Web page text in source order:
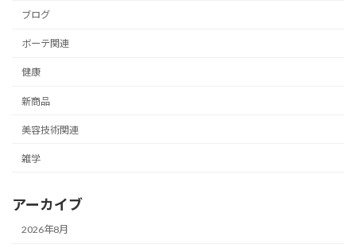
ブログ
ボーテ関連
健康
新商品
美容技術関連
雑学
アーカイブ
2026年8月